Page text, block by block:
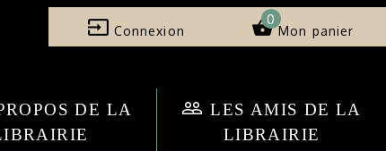
input Connexion shopping_basket
0
Mon panier
DE LA
people_outline LES AMIS DE LA
LIBRAIRIE